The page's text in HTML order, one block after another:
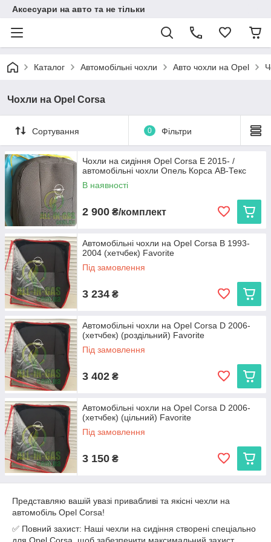
Аксесуари на авто та не тільки
Каталог Автомобільні чохли Авто чохли на Opel
Чохли на Opel Corsa
Сортування 0 Фільтри
Чохли на сидіння Opel Corsa Е 2015- /
автомобільні чохли Опель Корса АВ-Текс
В наявності
2 900 ₴/комплект
Автомобільні чохли на Opel Corsa B 1993-
2004 (хетчбек) Favorite
Під замовлення
3 234 ₴
Автомобільні чохли на Opel Corsa D 2006-
(хетчбек) (роздільний) Favorite
Під замовлення
3 402 ₴
Автомобільні чохли на Opel Corsa D 2006-
(хетчбек) (цільний) Favorite
Під замовлення
3 150 ₴
Представляю вашій увазі привабливі та якісні чехли на
автомобіль Opel Corsa!
✅ Повний захист: Наші чехли на сидіння створені спеціально